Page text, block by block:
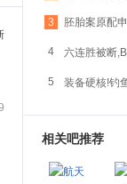
3
4
5
相关吧推荐